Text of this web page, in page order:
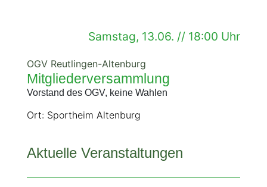
Samstag, 13.06. // 18:00 Uhr
OGV Reutlingen-Altenburg
Mitgliederversammlung
Vorstand des OGV, keine Wahlen
Ort: Sportheim Altenburg
Aktuelle Veranstaltungen